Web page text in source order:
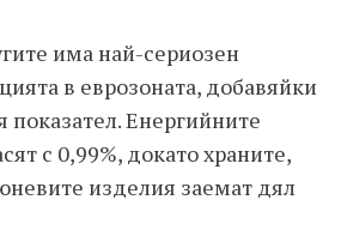
има най-сериозен
в еврозоната, добавяйки
Енергийните
с 0,99%, докато храните,
изделия заемат дял